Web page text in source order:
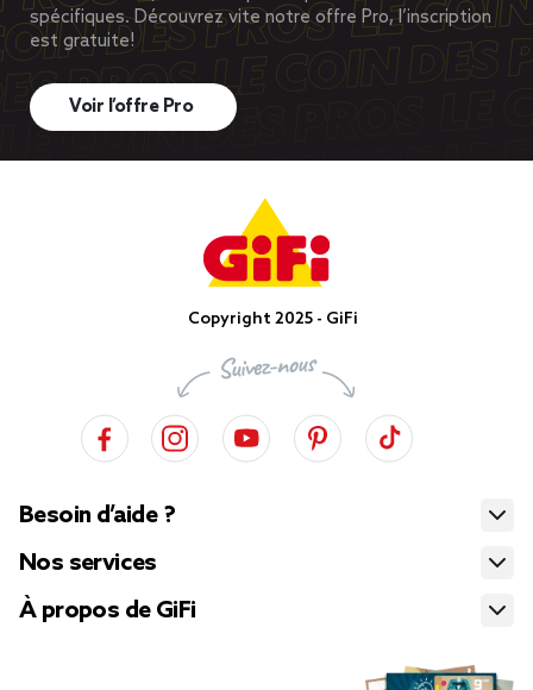
spécifiques. Découvrez vite notre offre Pro, l’inscription
est gratuite!
Voir l’offre Pro
Copyright 2025 - GiFi
Besoin d’aide ?
Nos services
À propos de GiFi